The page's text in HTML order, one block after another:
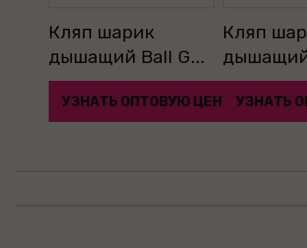
Кляп шарик
дышащий Ball G...
УЗНАТЬ ОПТОВУЮ ЦЕНУ
Кляп
УЗНАТЬ